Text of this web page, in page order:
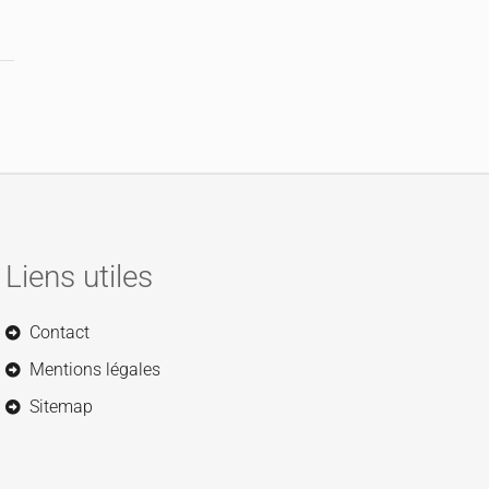
Liens utiles
Contact
Mentions légales
Sitemap